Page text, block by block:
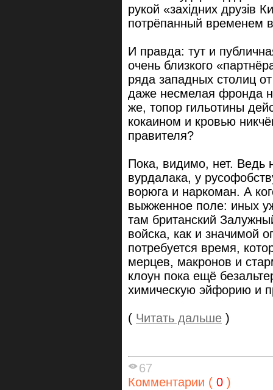
рукой «західних друзів
потрёпанный временем
И правда: тут и
очень близкого
ряда западных столиц
даже несмелая фронда
же, топор гильотины
кокаином и кровью
правителя?
Пока, видимо, нет. Ведь
вурдалака, у
ворюга и наркоман. А
выжженное поле: иных
там британский
войска, как и значимой
потребуется время,
мерцев, макронов и
клоун пока ещё
химическую эйфорию и
( Читать дальше )
67
Комментарии ( 0 )